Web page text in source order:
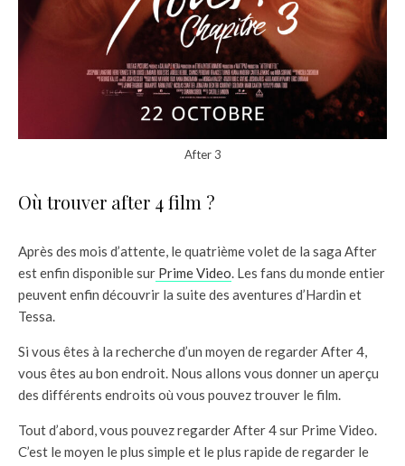
After 3
Où trouver after 4 film ?
Après des mois d’attente, le quatrième volet de la saga After
est enfin disponible sur Prime Video. Les fans du monde entier
peuvent enfin découvrir la suite des aventures d’Hardin et
Tessa.
Si vous êtes à la recherche d’un moyen de regarder After 4,
vous êtes au bon endroit. Nous allons vous donner un aperçu
des différents endroits où vous pouvez trouver le film.
Tout d’abord, vous pouvez regarder After 4 sur Prime Video.
C’est le moyen le plus simple et le plus rapide de regarder le